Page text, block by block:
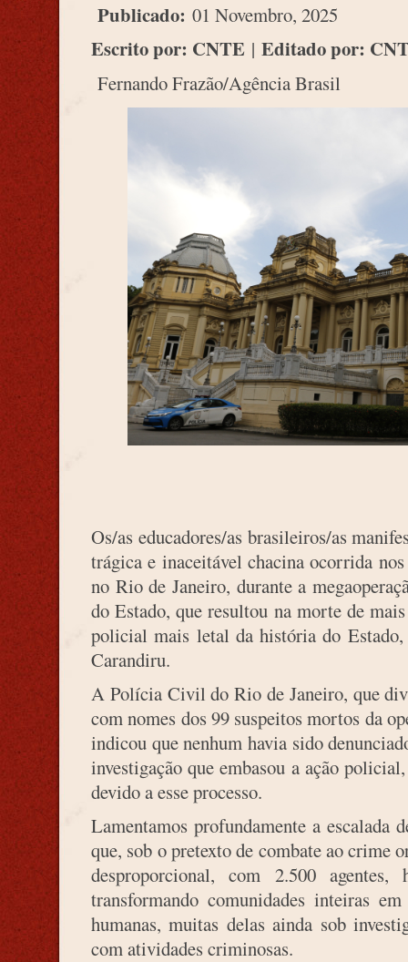
Publicado: 01 Novembro, 2025
Escrito por: CNTE | Editado por:
Fernando Frazão/Agência Brasil
Os/as educadores/as brasileiros/as
trágica e inaceitável chacina ocorrida
no Rio de Janeiro, durante a
do Estado, que resultou na morte de
policial mais letal da história do Estado,
Carandiru.
A Polícia Civil do Rio de Janeiro, que
com nomes dos 99 suspeitos mortos da
indicou que nenhum havia sido
investigação que embasou a ação
devido a esse processo.
Lamentamos profundamente a escalada
que, sob o pretexto de combate ao crime
desproporcional, com 2.500 agentes,
transformando comunidades inteiras
humanas, muitas delas ainda sob
com atividades criminosas.